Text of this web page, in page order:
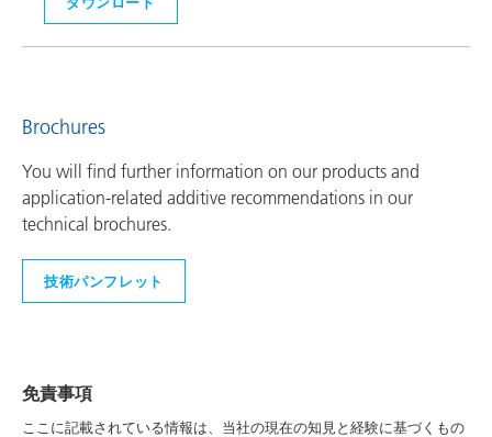
Brochures
You will find further information on our products and
application-related additive recommendations in our
technical brochures.
技術パンフレット
免責事項
ここに記載されている情報は、当社の現在の知見と経験に基づくもの